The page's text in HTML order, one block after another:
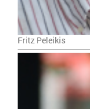
Fritz Peleikis